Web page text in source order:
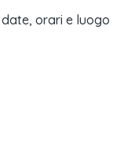
orari e luogo